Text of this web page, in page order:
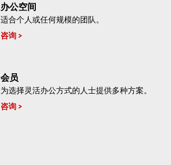
办公空间
适合个人或任何规模的团队。
咨询
会员
为选择灵活办公方式的人士提供多种方案。
咨询